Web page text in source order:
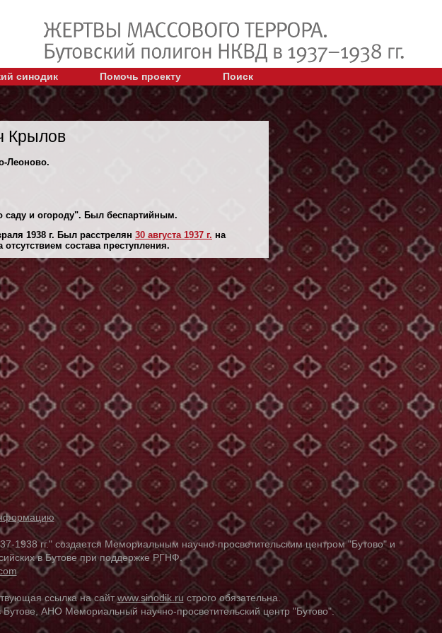
синодик Помочь проекту Поиск
Крылов
Леоново.
саду и огороду". Был беспартийным.
1938 г. Был расстрелян 30 августа 1937 г. на
состава преступления.
гг." создается Мемориальным научно-просветительским центром "Бутово" и
в Бутове при поддержке РГНФ.
ссылка на сайтwww.sinodik.ru строго обязательна.
АНО Мемориальный научно-просветительский центр "Бутово".